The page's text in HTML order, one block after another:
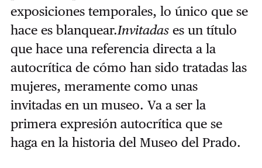
exposiciones temporales, lo único que se
hace es blanquear.Invitadases un título
que hace una referencia directa a la
autocrítica de cómo han sido tratadas las
mujeres, meramente como unas
invitadas en un museo. Va a ser la
primera expresión autocrítica que se
haga en la historia del Museo del Prado.